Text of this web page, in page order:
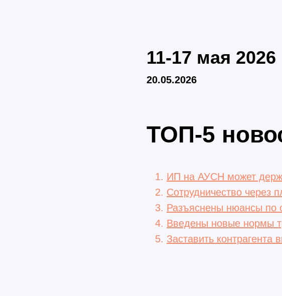
11-17 мая 2026
20.05.2026
ТОП-5
ИП на АУСН может
Сотрудничество через
Разъяснены нюансы по
Введены новые нормы
Заставить контрагента